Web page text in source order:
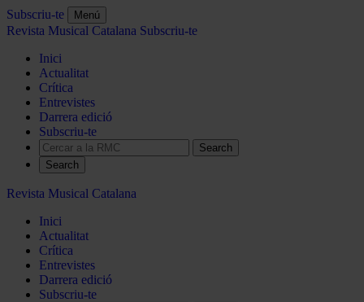
Subscriu-te Menú
Revista Musical Catalana Subscriu-te
Inici
Actualitat
Crítica
Entrevistes
Darrera edició
Subscriu-te
Search
Revista Musical Catalana
Inici
Actualitat
Crítica
Entrevistes
Darrera edició
Subscriu-te